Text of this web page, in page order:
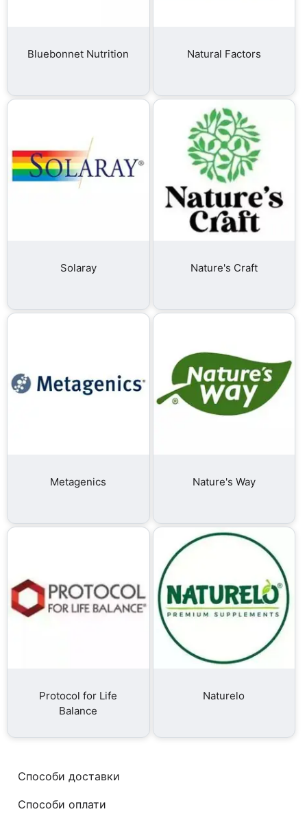
Bluebonnet Nutrition Natural Factors
Solaray Nature's Craft
Metagenics Nature's Way
Protocol for Life
Balance
Naturelo
Способи доставки
Способи оплати